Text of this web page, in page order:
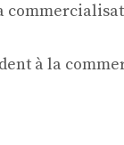
à la